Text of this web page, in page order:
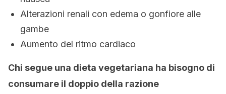
Alterazioni renali con edema o gonfiore alle
gambe
Aumento del ritmo cardiaco
Chi segue una dieta vegetariana ha bisogno di
consumare il doppio della razione